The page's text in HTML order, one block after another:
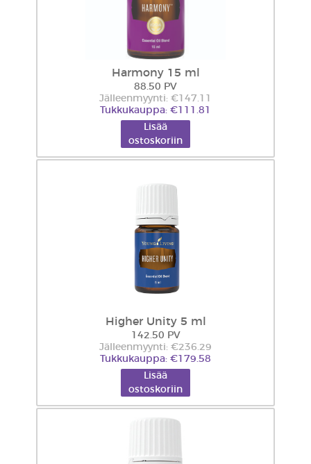
Harmony 15 ml
88.50 PV
Jälleenmyynti: €147.11
Tukkukauppa: €111.81
Lisää
ostoskoriin
Higher Unity 5 ml
142.50 PV
Jälleenmyynti: €236.29
Tukkukauppa: €179.58
Lisää
ostoskoriin